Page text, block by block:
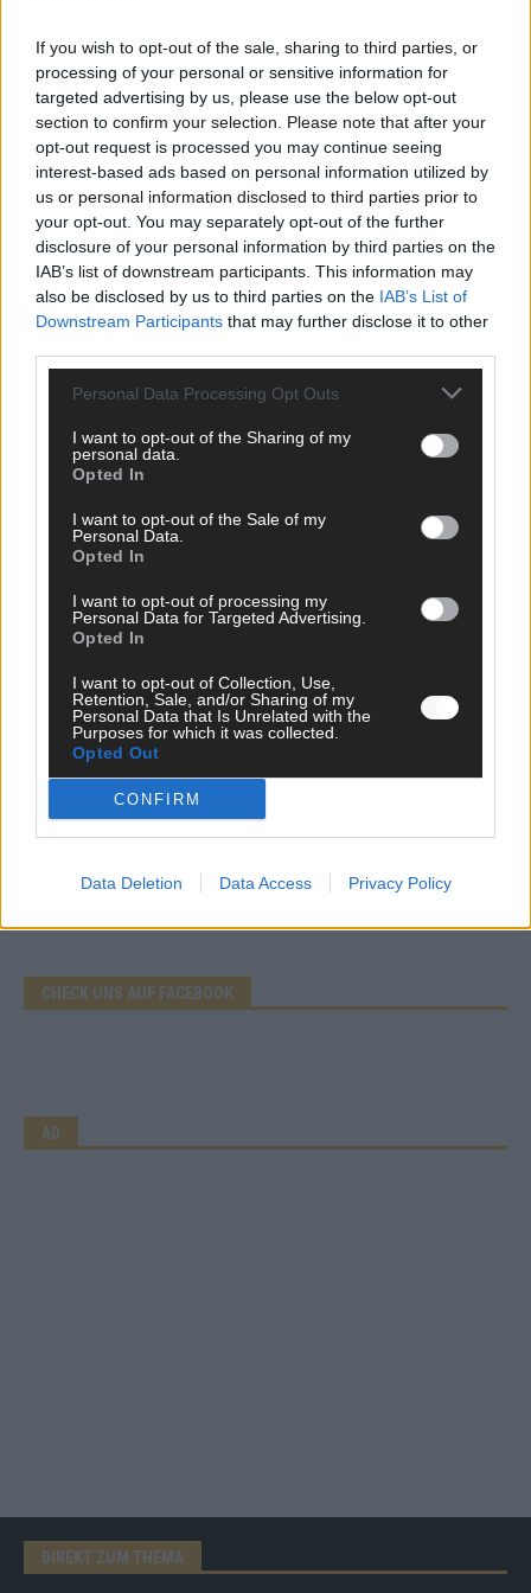
If you wish to opt-out of the sale, sharing to third parties, or
processing of your personal or sensitive information for
targeted advertising by us, please use the below opt-out
section to confirm your selection. Please note that after your
opt-out request is processed you may continue seeing
interest-based ads based on personal information utilized by
us or personal information disclosed to third parties prior to
your opt-out. You may separately opt-out of the further
disclosure of your personal information by third parties on the
IAB’s list of downstream participants. This information may
also be disclosed by us to third parties on the IAB’s List of
Downstream Participants that may further disclose it to other
Personal Data Processing Opt Outs
I want to opt-out of the Sharing of my
personal data.
Opted In
I want to opt-out of the Sale of my
Personal Data.
Opted In
I want to opt-out of processing my
Personal Data for Targeted Advertising.
Opted In
I want to opt-out of Collection, Use,
Retention, Sale, and/or Sharing of my
Personal Data that Is Unrelated with the
Purposes for which it was collected.
Opted Out
CONFIRM
Data Deletion Data Access Privacy Policy
KOMMENTAR
ESC-Finale morgen: Finnland Favorit, Australien
aufgestiegen – alle 25 Acts im Kurzcheck
Mai 2026
KOMMENTAR
JJ hat den Abend gerettet – der Rest des ESC-Halbfinales
war solide, aber kein Feuerwerk
Mai 2026
EXTRA
sechs zittern, einer chancenlos!
Mai 2026
Wer zahlt, steht im Finale – ist das beim ESC wirklich fair?
Mai 2026
Eurovision Song Contest 2026: Das erste Halbfinale – der
Abend in Bildern
Mai 2026
AD
WERBE BEI UNS!
CHECK UNS AUF FACEBOOK
AD
DIREKT ZUM THEMA